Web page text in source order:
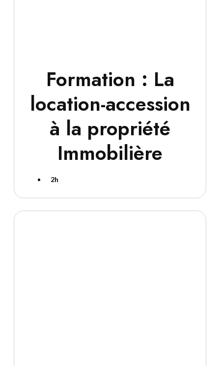
Formation : La
location-accession
à la propriété
Immobilière
2h